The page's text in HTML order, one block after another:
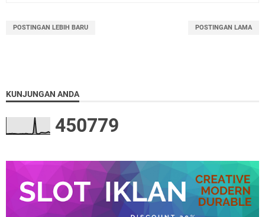
POSTINGAN LEBIH BARU POSTINGAN LAMA
KUNJUNGAN ANDA
450779